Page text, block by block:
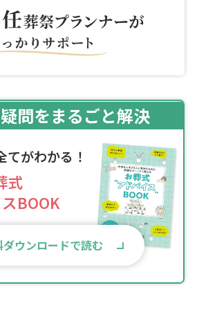
問をまるごと解決
てがわかる！
式
BOOK
ダウンロードで読む